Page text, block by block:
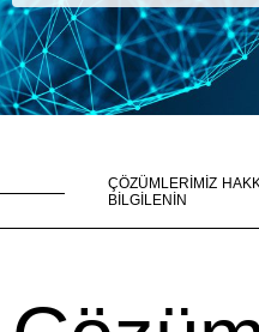
7
ÇÖZÜMLERİMİZ
BİLGİLENİN